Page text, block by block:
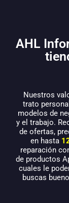
AHL
Nuestros
trato
modelos de
y el trabajo.
de ofertas,
en hasta
reparación
de productos
cuales le
buscas